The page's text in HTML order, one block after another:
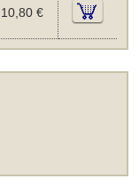
10,80 €